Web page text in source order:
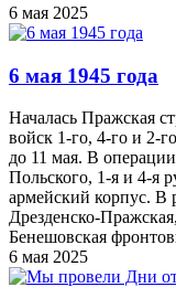
6 мая 2025
6 мая 1945 года
Началась Пражская
войск 1-го, 4-го и 2-
до 11 мая. В
Польского, 1-я и 4-я
армейский корпус. В
Дрезденско-
Бенешовская
6 мая 2025